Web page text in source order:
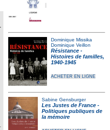
Dominique Missika
Dominique Veillon
Résistance -
Histoires de familles,
1940-1945
ACHETER EN LIGNE
Sabine Gensburger
Les Justes de France -
Politiques publiques de
la mémoire